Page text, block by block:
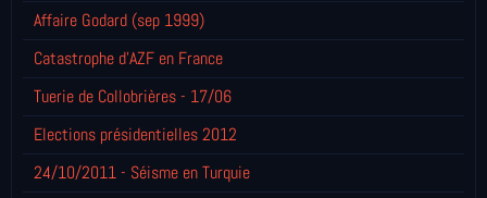
Affaire Godard (sep 1999)
Catastrophe d'AZF en France
Tuerie de Collobrières - 17/06
Elections présidentielles 2012
24/10/2011 - Séisme en Turquie